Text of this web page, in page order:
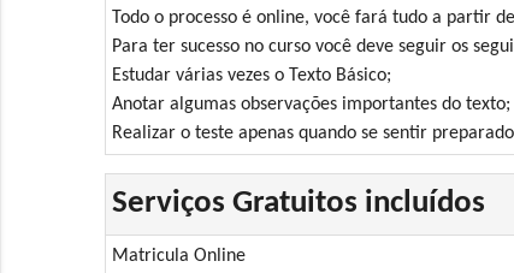
Todo o processo é online, você fará tudo a partir
Para ter sucesso no curso você deve seguir os
Estudar várias vezes o Texto Básico;
Anotar algumas observações importantes do texto;
Realizar o teste apenas quando se sentir
Serviços Gratuitos incluídos
Matricula Online